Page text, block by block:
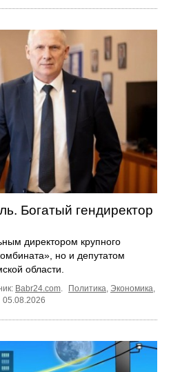
Богатый гендиректор
директором крупного
но и депутатом
области.
Babr24.com. Политика, Экономика,
05.08.2026